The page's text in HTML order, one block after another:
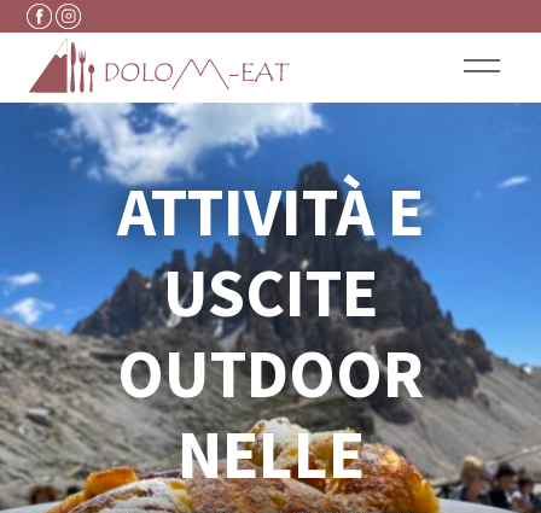
Vai al contenuto
ATTIVITÀ E
USCITE
OUTDOOR
NELLE